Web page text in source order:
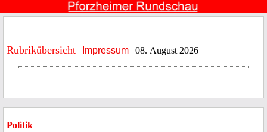
Rubrikübersicht | Impressum | 08. August 2026
Politik